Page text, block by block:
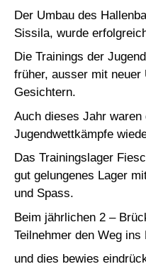
Der Umbau des
Sissila, wurde
Die Trainings der
früher, ausser mit neuer
Gesichtern.
Auch dieses Jahr waren
Jugendwettkämpfe
Das Trainingslager
gut gelungenes Lager
und Spass.
Beim jährlichen 2 –
Teilnehmer den Weg ins
und dies bewies